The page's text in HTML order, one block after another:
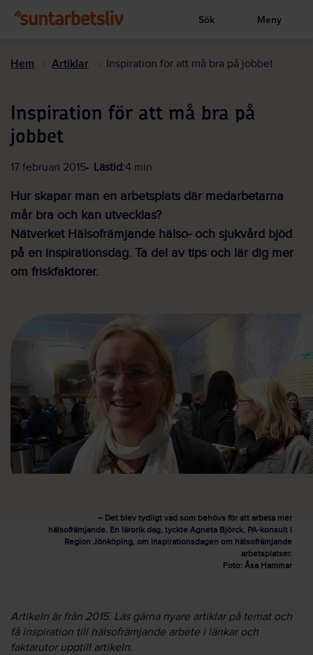
till
Visa sökruta
Sök Meny
Hem Artiklar Inspiration för att må bra på jobbet
Inspiration för att må bra på
jobbet
17 februari 2015 Lästid:4 min
Hur skapar man en arbetsplats där medarbetarna
mår bra och kan utvecklas?
Nätverket Hälsofrämjande hälso- och sjukvård bjöd
på en inspirationsdag. Ta del av tips och lär dig mer
om friskfaktorer.
– Det blev tydligt vad som behövs för att arbeta mer
hälsofrämjande. En lärorik dag, tyckte Agneta Björck, PA-konsult i
Region Jönköping, om inspirationsdagen om hälsofrämjande
arbetsplatser.
Foto: Åsa Hammar
Artikeln är från 2015. Läs gärna nyare artiklar på temat och
få inspiration till hälsofrämjande arbete i länkar och
faktarutor upptill artikeln.